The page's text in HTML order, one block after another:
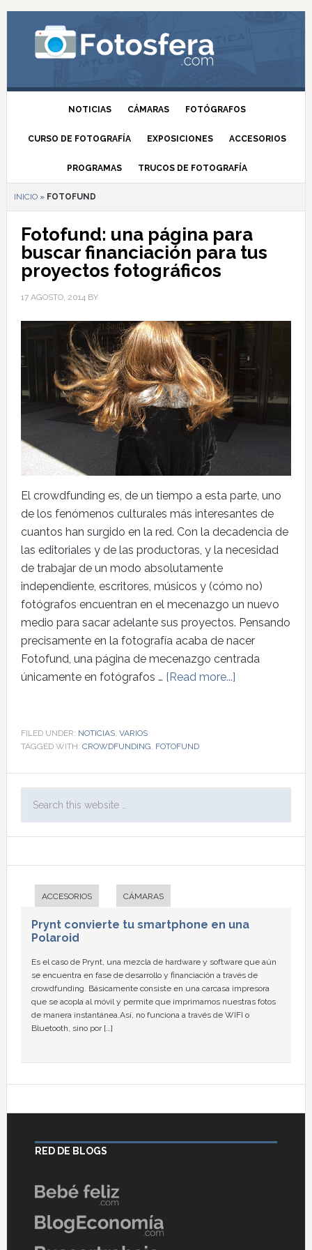
NOTICIAS CÁMARAS FOTÓGRAFOS
CURSO DE FOTOGRAFÍA EXPOSICIONES ACCESORIOS
PROGRAMAS TRUCOS DE FOTOGRAFÍA
INICIO» FOTOFUND
Fotofund: una página para
buscar financiación para tus
proyectos fotográficos
17 AGOSTO, 2014BY
El crowdfunding es, de un tiempo a esta parte, uno
de los fenómenos culturales más interesantes de
cuantos han surgido en la red. Con la decadencia de
las editoriales y de las productoras, y la necesidad
de trabajar de un modo absolutamente
independiente, escritores, músicos y (cómo no)
fotógrafos encuentran en el mecenazgo un nuevo
medio para sacar adelante sus proyectos. Pensando
precisamente en la fotografía acaba de nacer
Fotofund, una página de mecenazgo centrada
únicamente en fotógrafos … [Read more...]
FILED UNDER: NOTICIAS, VARIOS
TAGGED WITH: CROWDFUNDING FOTOFUND
ACCESORIOS CÁMARAS
Prynt convierte tu smartphone en una
Polaroid
Es el caso de Prynt, una mezcla de hardware y software que aún
se encuentra en fase de desarrollo y financiación a través de
crowdfunding. Básicamente consiste en una carcasa impresora
que se acopla al móvil y permite que imprimamos nuestras fotos
de manera instantánea.Así, no funciona a través de WIFI o
Bluetooth, sino por […]
RED DE BLOGS